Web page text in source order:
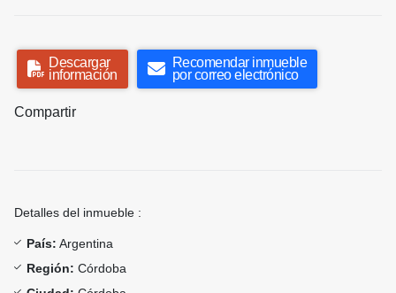
Descargar
información
Recomendar inmueble
por correo electrónico
Compartir
Detalles del inmueble :
País: Argentina
Región: Córdoba